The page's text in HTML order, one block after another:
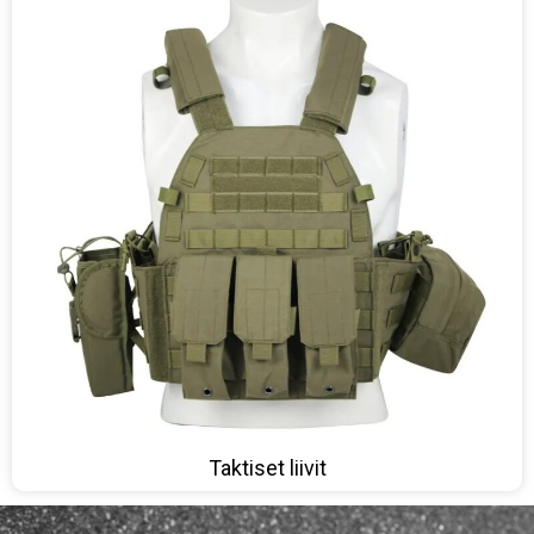
Taktiset liivit